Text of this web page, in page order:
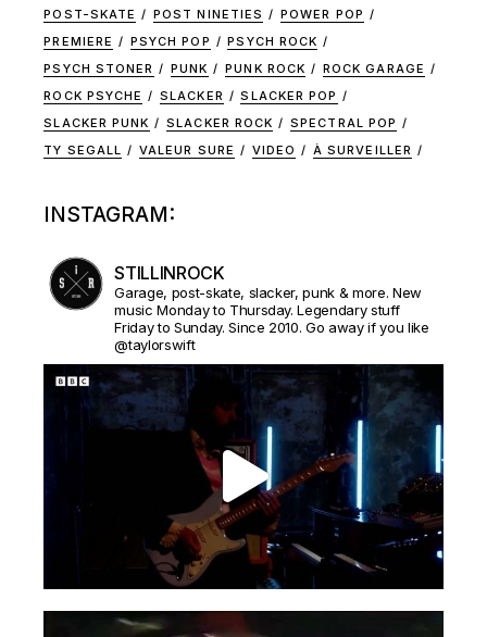
POST-SKATE
POST NINETIES
POWER POP
PREMIERE
PSYCH POP
PSYCH ROCK
PSYCH STONER
PUNK PUNK ROCK
ROCK GARAGE
ROCK PSYCHE
SLACKER
SLACKER POP
SLACKER PUNK
SLACKER ROCK
SPECTRAL POP
TY SEGALL
VALEUR SURE VIDEO À SURVEILLER
INSTAGRAM:
STILLINROCK
Garage, post-skate, slacker, punk & more. New
music Monday to Thursday. Legendary stuff
Friday to Sunday. Since 2010. Go away if you like
@taylorswift